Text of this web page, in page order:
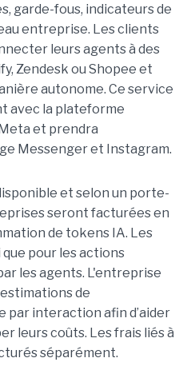
garde-fous, indicateurs de
entreprise. Les clients
leurs agents à des
Zendesk ou Shopee et
autonome. Ce service
avec la plateforme
et prendra
Messenger et Instagram.
et selon un porte-
seront facturées en
de tokens IA. Les
pour les actions
les agents. L'entreprise
de
par interaction afin d’aider
leurs coûts. Les frais liés à
séparément.